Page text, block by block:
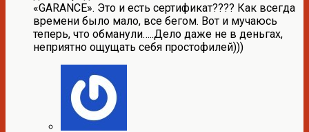
«GARANCE». Это и есть сертификат???? Как всегда
времени было мало, все бегом. Вот и мучаюсь
теперь, что обманули…..Дело даже не в деньгах,
неприятно ощущать себя простофилей)))